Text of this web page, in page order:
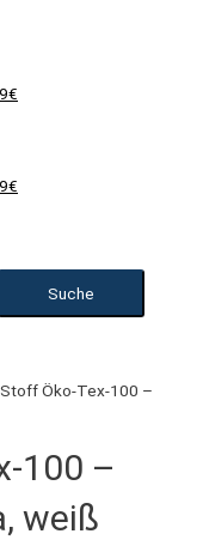
Öko-Tex-100 –
100 –
weiß